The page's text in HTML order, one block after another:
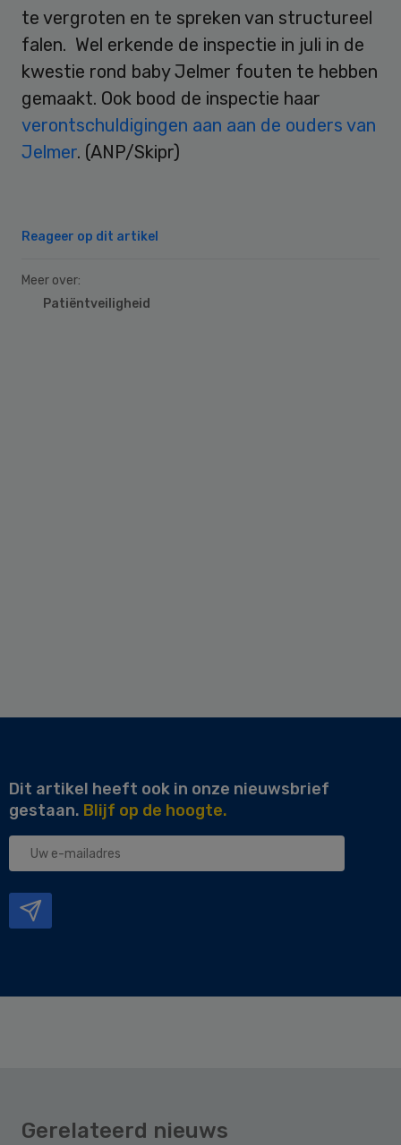
te vergroten en te spreken van structureel
falen. Wel erkende de inspectie in juli in de
kwestie rond baby Jelmer fouten te hebben
gemaakt. Ook bood de inspectie haar
verontschuldigingen aan aan de ouders van
Jelmer. (ANP/Skipr)
Reageer op dit artikel
Meer over:
Patiëntveiligheid
Dit artikel heeft ook in onze nieuwsbrief
gestaan. Blijf op de hoogte.
Uw
Gerelateerd nieuws